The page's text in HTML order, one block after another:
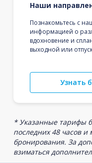
Наши
Познакомьтесь с
информацией о
вдохновение и
выходной или
Узнать
* Указанные тарифы
последних 48 часов
бронирования. За
взиматься